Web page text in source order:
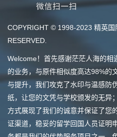
COPYRIGHT © 1998-2023 精英
RESERVED.
Welcome！首先感谢茫茫人海的相
的业务，与原件相似度高达98%的
与提升，我们攻克了水印与温感防
纸，让您的文凭与学校颁发的无异
方式展现了我们的诚意并保证了您
证渠道，稳妥的留学回国人员证明